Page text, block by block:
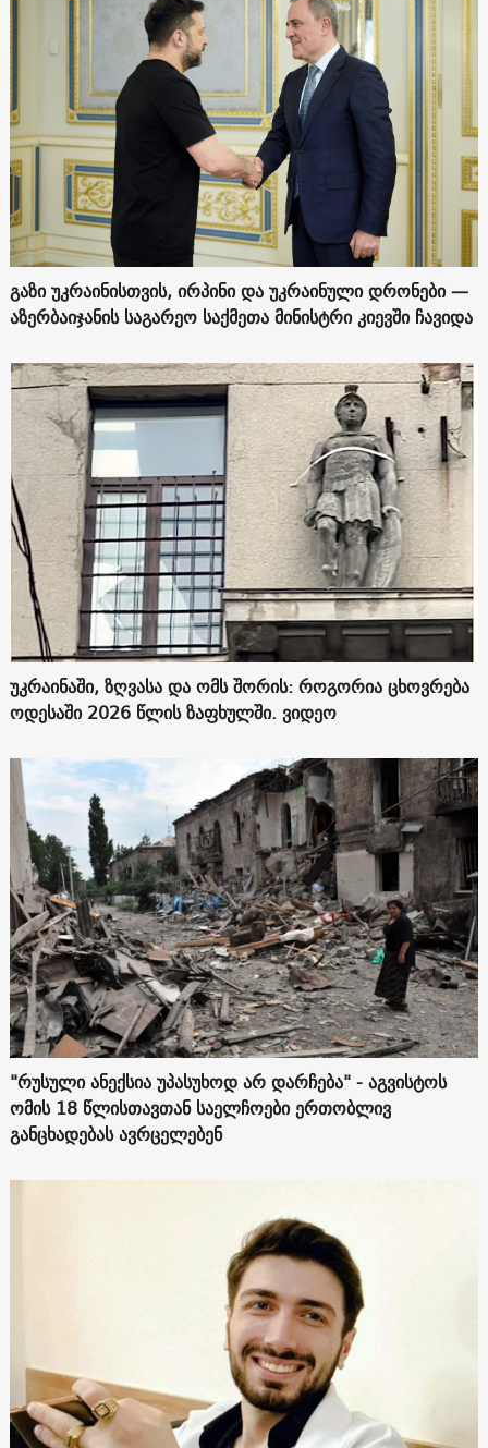
გაზი უკრაინისთვის, ირპინი და უკრაინული დრონები —
აზერბაიჯანის საგარეო საქმეთა მინისტრი კიევში ჩავიდა
უკრაინაში, ზღვასა და ომს შორის: როგორია ცხოვრება
ოდესაში 2026 წლის ზაფხულში. ვიდეო
"რუსული ანექსია უპასუხოდ არ დარჩება" - აგვისტოს
ომის 18 წლისთავთან საელჩოები ერთობლივ
განცხადებას ავრცელებენ